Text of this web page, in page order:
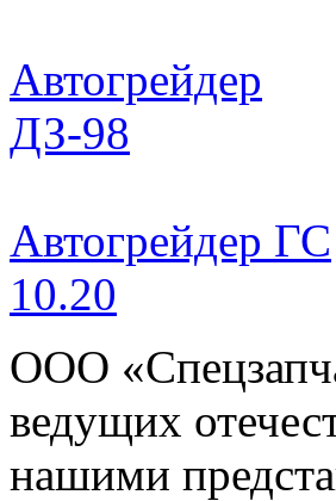
Автогрейдер
ДЗ-98
Автогрейдер ГС
10.20
ООО
ведущих
нашими